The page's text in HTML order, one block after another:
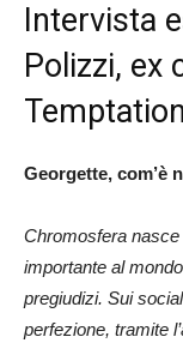
Intervista
Polizzi, ex
Georgette, com’è
Chromosfera
importante al
pregiudizi. Sui
perfezione, tramite